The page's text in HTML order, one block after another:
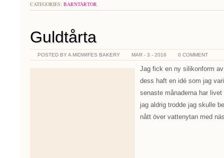
CATEGORIES: BARNTÅRTOR
Guldtårta
POSTED BY A MIDWIFES BAKERY MAR - 3 - 2016 0 COMMENT
Jag fick en ny silikonform
dess haft en idé som jag
senaste månaderna har
jag aldrig trodde jag skulle
nått över vattenytan med